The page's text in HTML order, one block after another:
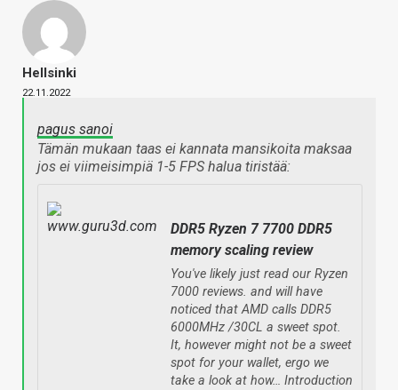
Hellsinki
22.11.2022
pagus sanoi
Tämän mukaan taas ei kannata mansikoita maksaa
jos ei viimeisimpiä 1-5 FPS halua tiristää:
DDR5 Ryzen 7 7700 DDR5
memory scaling review
You've likely just read our Ryzen
7000 reviews. and will have
noticed that AMD calls DDR5
6000MHz /30CL a sweet spot.
It, however might not be a sweet
spot for your wallet, ergo we
take a look at how… Introduction